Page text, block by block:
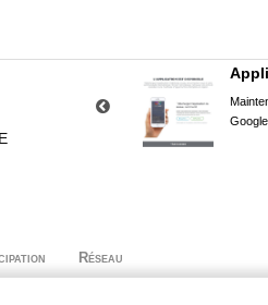
Réseau